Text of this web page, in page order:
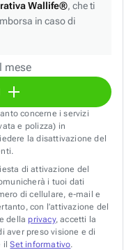
mese
Wallife®, che ti
in caso di
concerne i servizi
e polizza) in
la disattivazione del
di attivazione del
i tuoi dati
di cellulare, e-mail e
con l’attivazione del
della privacy, accetti la
aver preso visione e di
ilSet informativo.